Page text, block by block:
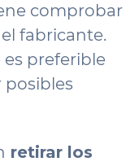
comprobar
fabricante.
es preferible
posibles
retirar los